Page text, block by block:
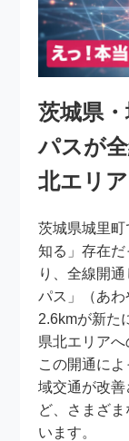
茨城県
パスが
北エリ
茨城県城里
知る」存在
り、全線開
パス」（あ
2.6kmが新た
県北エリアへ
この開通に
域交通が改
ど、さまざ
います。